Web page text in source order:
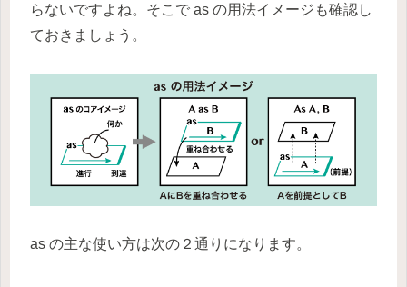
らないですよね。そこで as の用法イメージも確認し
ておきましょう。
as の主な使い方は次の２通りになります。